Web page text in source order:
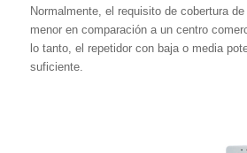
Normalmente, el requisito de cobertura
menor en comparación a un centro
lo tanto, el repetidor con baja o media
suficiente.